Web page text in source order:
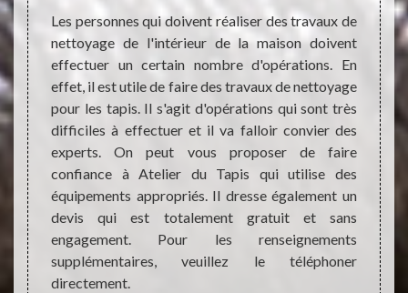
un
il est
il
le
de
Les personnes qui doivent réaliser des travaux de
nettoyage de l'intérieur de la maison doivent
effectuer un certain nombre d'opérations. En
effet, il est utile de faire des travaux de nettoyage
pour les tapis. Il s'agit d'opérations qui sont très
difficiles à effectuer et il va falloir convier des
experts. On peut vous proposer de faire
confiance à Atelier du Tapis qui utilise des
équipements appropriés. Il dresse également un
devis qui est totalement gratuit et sans
engagement. Pour les renseignements
supplémentaires, veuillez le téléphoner
directement.
une
nous